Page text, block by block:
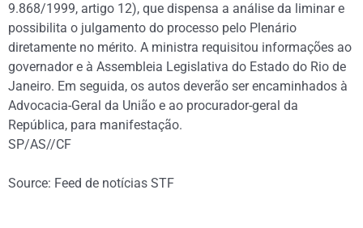
9.868/1999, artigo 12), que dispensa a análise da liminar e
possibilita o julgamento do processo pelo Plenário
diretamente no mérito. A ministra requisitou informações ao
governador e à Assembleia Legislativa do Estado do Rio de
Janeiro. Em seguida, os autos deverão ser encaminhados à
Advocacia-Geral da União e ao procurador-geral da
República, para manifestação.
SP/AS//CF
Source: Feed de notícias STF